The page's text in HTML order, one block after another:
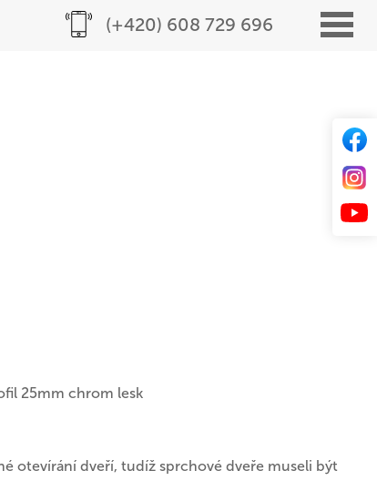
(+420) 608 729 696
25mm chrom lesk
otevírání dveří, tudíž sprchové dveře museli být